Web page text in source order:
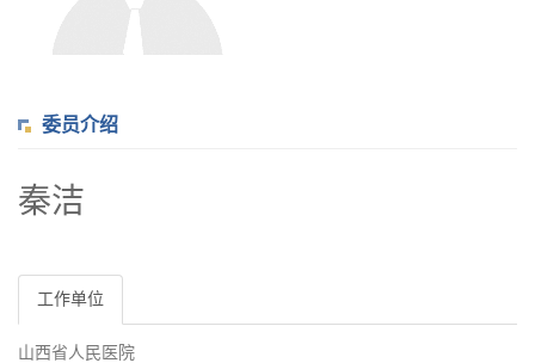
委员介绍
秦洁
工作单位
山西省人民医院